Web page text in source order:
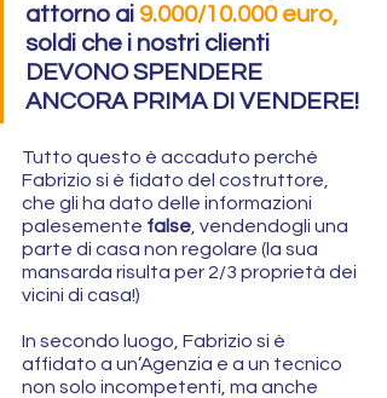
attorno ai 9.000/10.000 euro,
soldi che i nostri clienti
DEVONO SPENDERE
ANCORA PRIMA DI VENDERE!
Tutto questo è accaduto perché
Fabrizio si è fidato del costruttore,
che gli ha dato delle informazioni
palesemente false , vendendogli una
parte di casa non regolare (la sua
mansarda risulta per 2/3 proprietà dei
vicini di casa!)
In secondo luogo, Fabrizio si è
affidato a un’Agenzia e a un tecnico
non solo incompetenti, ma anche